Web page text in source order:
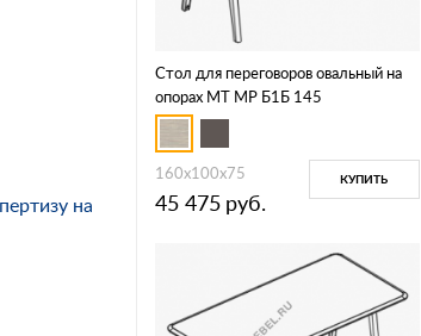
Стол для переговоров овальный на
опорах МТ МР Б1Б 145
160x100x75
45 475 руб.
КУПИТЬ
на